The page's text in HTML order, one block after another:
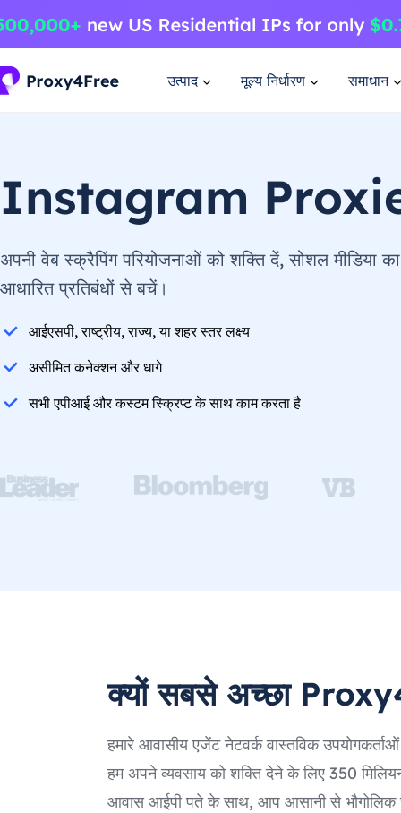
उत्पाद मूल्य निर्धारण समाधान
Instagram
अपनी वेब स्क्रैपिंग परियोजनाओं को शक्ति दें, सोशल मीडिया
आधारित प्रतिबंधों से बचें।
आईएसपी, राष्ट्रीय, राज्य, या शहर स्तर लक्ष्य
असीमित कनेक्शन और धागे
सभी एपीआई और कस्टम स्क्रिप्ट के साथ काम करता है
क्यों सबसे अच्छा
हमारे आवासीय एजेंट नेटवर्क वास्तविक
हम अपने व्यवसाय को शक्ति देने के लिए 350
आवास आईपी पते के साथ, आप आसानी से